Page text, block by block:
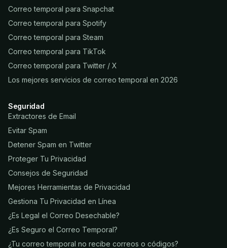
Correo temporal para Snapchat
Correo temporal para Spotify
Correo temporal para Steam
Correo temporal para TikTok
Correo temporal para Twitter / X
Los mejores servicios de correo temporal en 2026
Seguridad
Extractores de Email
Evitar Spam
Detener Spam en Twitter
Proteger Tu Privacidad
Consejos de Seguridad
Mejores Herramientas de Privacidad
Gestiona Tu Privacidad en Línea
¿Es Legal el Correo Desechable?
¿Es Seguro el Correo Temporal?
¿Tu correo temporal no recibe correos o códigos?